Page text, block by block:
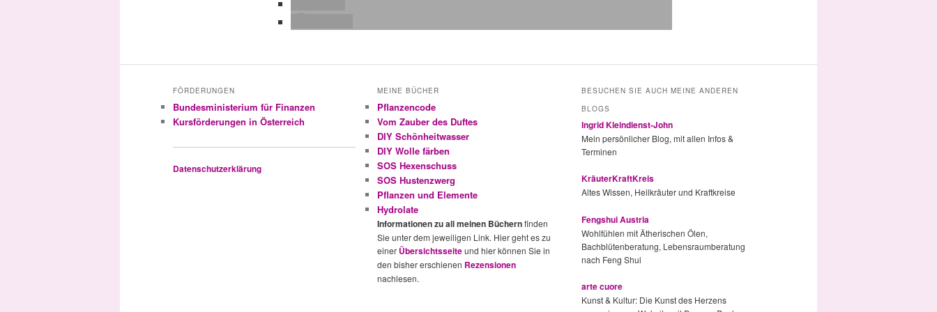
FÖRDERUNGEN
Bundesministerium für Finanzen
Kursförderungen in Österreich
Datenschutzerklärung
MEINE BÜCHER
Pflanzencode
Vom Zauber des Duftes
DIY Schönheitwasser
DIY Wolle färben
SOS Hexenschuss
SOS Hustenzwerg
Pflanzen und Elemente
Hydrolate
Informationen zu all meinen Büchernfinden
Sie unter dem jeweiligen Link. Hier geht es zu
einer Übersichtsseiteund hier können Sie in
den bisher erschienen Rezensionen
nachlesen.
BESUCHEN SIE AUCH MEINE ANDEREN
BLOGS
Ingrid Kleindienst-John
Mein persönlicher Blog, mit allen Infos &
Terminen
KräuterKraftKreis
Altes Wissen, Heilkräuter und Kraftkreise
Fengshui Austria
Wohlfühlen mit Ätherischen Ölen,
Bachblütenberatung, Lebensraumberatung
nach Feng Shui
arte cuore
Kunst & Kultur: Die Kunst des Herzens